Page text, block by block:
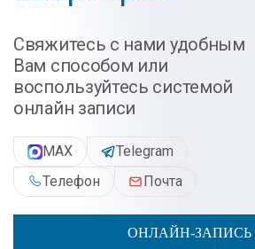
Свяжитесь с нами удобным
Вам способом или
воспользуйтесь системой
онлайн записи
MAX
Telegram
Телефон
Почта
ОНЛАЙН-ЗАПИСЬ